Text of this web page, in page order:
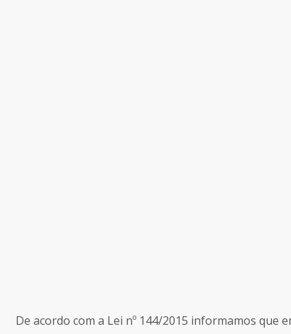
De acordo com a Lei nº 144/2015 informamos